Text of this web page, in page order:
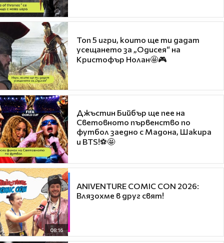
Топ 5 игри, които ще ти дадат
усещането за „Одисея“ на
Кристофър Нолан🤩🎮
Джъстин Бийбър ще пее на
Световното първенство по
футбол заедно с Мадона, Шакира
и BTS!⚽🤩
08:16
ANIVENTURE COMIC CON 2026:
Влязохме в друг свят!